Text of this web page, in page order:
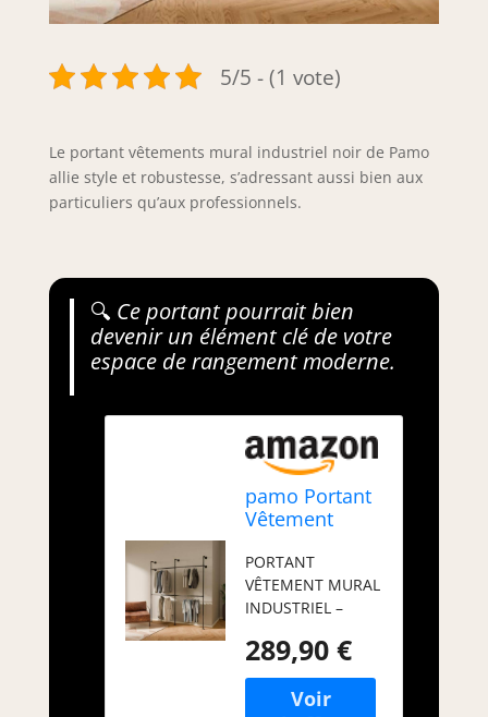
5/5 - (1 vote)
Le portant vêtements mural industriel noir de Pamo
allie style et robustesse, s’adressant aussi bien aux
particuliers qu’aux professionnels.
🔍 Ce portant pourrait bien
devenir un élément clé de votre
espace de rangement moderne.
pamo Portant
Vêtement
Industriel Noir
201x222 cm –
Capacité 360
PORTANT
VÊTEMENT MURAL
INDUSTRIEL –
murale en métal
noir transforme
votre chambre,
289,90 €